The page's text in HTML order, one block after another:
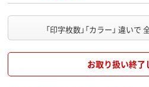
「印字枚数」「カラー」 違いで
お取り扱い終了